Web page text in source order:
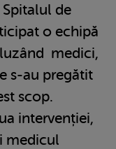
de
o echipă
medici,
s-au pregătit
scop.
intervenției,
medicul